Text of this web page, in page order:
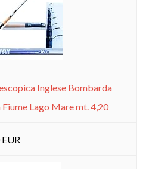
Inglese Bombarda
Lago Mare mt. 4,20